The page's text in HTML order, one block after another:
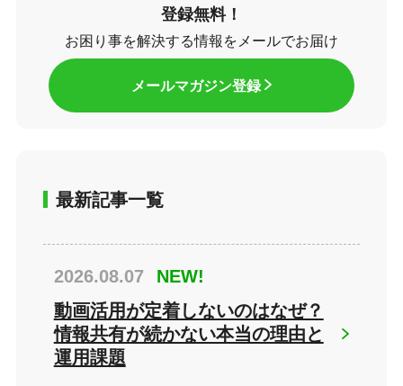
登録無料！
お困り事を解決する情報をメールでお届け
メールマガジン登録
最新記事一覧
2026.08.07
NEW!
動画活用が定着しないのはなぜ？
情報共有が続かない本当の理由と
運用課題